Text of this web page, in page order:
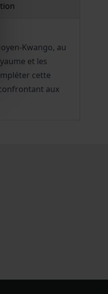
Kwango, au
et les
cette
aux